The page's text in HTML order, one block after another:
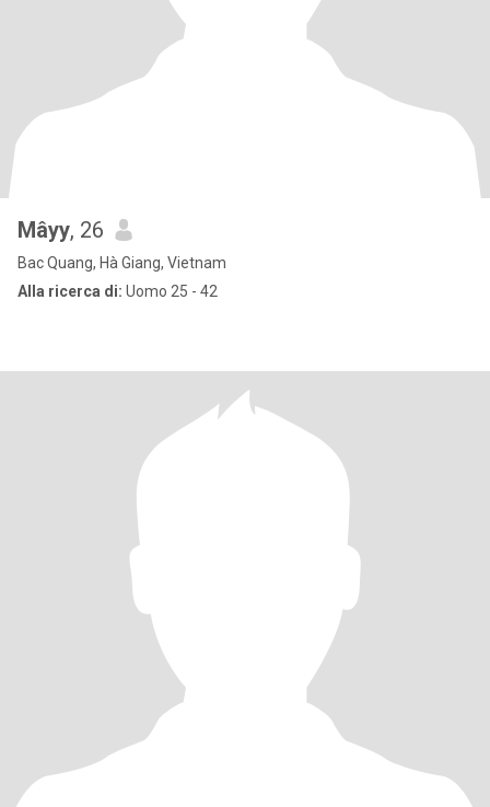
Mâyy, 26
Bac Quang, Hà Giang, Vietnam
Alla ricerca di: Uomo 25 - 42